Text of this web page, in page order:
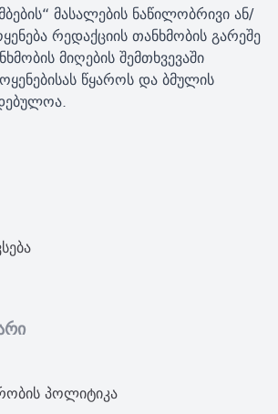
მასალების ნაწილობრივი ან/
რედაქციის თანხმობის გარეშე
მიღების შემთხვევაში
წყაროს და ბმულის
პოლიტიკა